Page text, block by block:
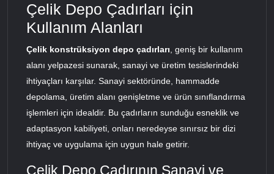
Çelik Depo Çadırları için
Kullanım Alanları
Çelik konstrüksiyon depo çadırları, geniş bir kullanım
alanı yelpazesi sunarak, sanayi ve üretim tesislerindeki
ihtiyaçları karşılar. Sanayi sektöründe, hammadde
depolama, üretim alanı genişletme ve ürün sınıflandırma
işlemleri için idealdir. Bu çadırların sunduğu esneklik ve
adaptasyon kabiliyeti, onları neredeyse sınırsız bir dizi
ihtiyaç ve uygulama için uygun hale getirir.
Çelik Depo Çadırının Sanayi ve